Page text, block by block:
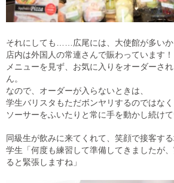
それにしても……広尾には、大使館が多い
店内は外国人の常連さんで賑わっています！
メニューを見ず、お気に入りをオーダーさ
ん。
なので、オーダーが入らないときは、
学生バリスタもただボンヤリするのではなく
ソーサーをふいたりと常に手を動かし続けて
同級生が飲みに来てくれて、笑顔で接客す
学生「何度も練習して準備してきましたが
ると緊張しますね」